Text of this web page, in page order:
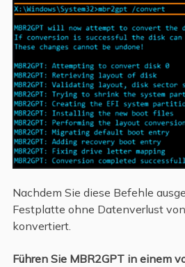
Nachdem Sie diese Befehle
Festplatte ohne Datenverlust
konvertiert.
Führen Sie MBR2GPT in einem